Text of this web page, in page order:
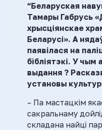
“Беларуская
Тамары Габрусь
хрысціянскае
Беларусі». А
паявілася на
бібліятэкі. У чым
выдання ?
установы
– Па мастацкім
сакральнаму
складана найці